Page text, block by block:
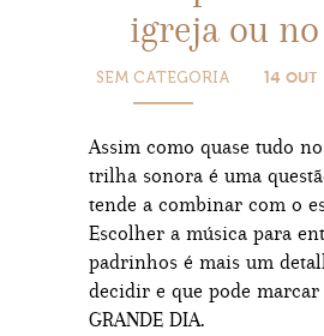
igreja ou
SEM CATEGORIA 14
Assim como quase tudo
trilha sonora é uma
tende a combinar com o
Escolher a música para
padrinhos é mais um
decidir e que pode
GRANDE DIA.